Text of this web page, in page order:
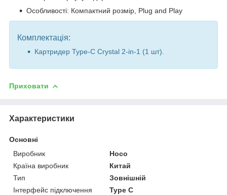
Особливості: Компактний розмір, Plug and Play
Комплектація:
Картридер Type-C Crystal 2-in-1 (1 шт).
Приховати
Характеристики
Основні
Виробник
Hoco
Країна виробник
Китай
Тип
Зовнішній
Інтерфейс підключення
Type C